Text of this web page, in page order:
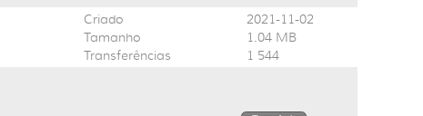
Criado
Tamanho
Transferências
2021-11-02
1.04 MB
1 544